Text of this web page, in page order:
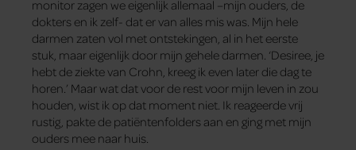
monitor zagen we eigenlijk allemaal –mijn ouders, de
dokters en ik zelf- dat er van alles mis was. Mijn hele
darmen zaten vol met ontstekingen, al in het eerste
stuk, maar eigenlijk door mijn gehele darmen. ‘Desiree, je
hebt de ziekte van Crohn, kreeg ik even later die dag te
horen.’ Maar wat dat voor de rest voor mijn leven in zou
houden, wist ik op dat moment niet. Ik reageerde vrij
rustig, pakte de patiëntenfolders aan en ging met mijn
ouders mee naar huis.